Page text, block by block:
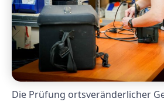
Die Prüfung ortsveränderlicher